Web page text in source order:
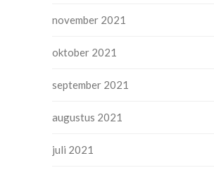
november 2021
oktober 2021
september 2021
augustus 2021
juli 2021